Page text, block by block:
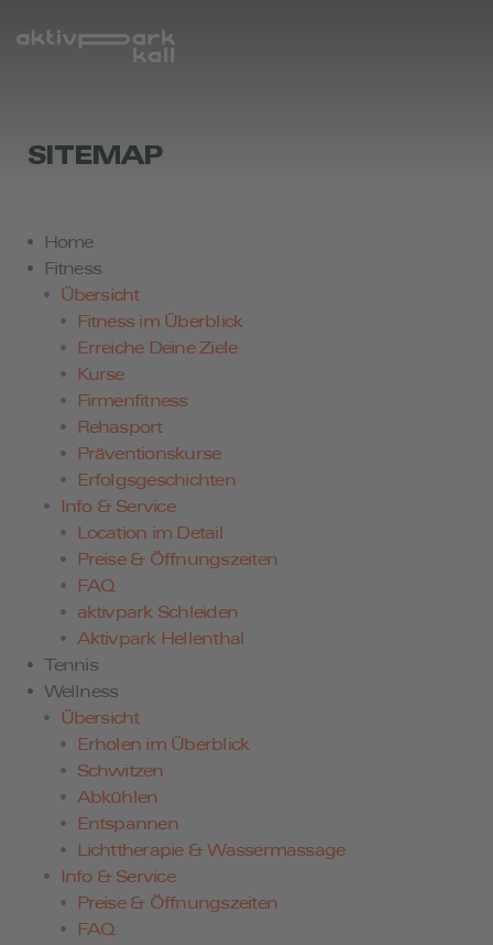
SITEMAP
Home
Fitness
Übersicht
Fitness im Überblick
Erreiche Deine Ziele
Kurse
Firmenfitness
Rehasport
Präventionskurse
Erfolgsgeschichten
Info & Service
Location im Detail
Preise & Öffnungszeiten
FAQ
aktivpark Schleiden
Aktivpark Hellenthal
Tennis
Wellness
Übersicht
Erholen im Überblick
Schwitzen
Abkühlen
Entspannen
Lichttherapie & Wassermassage
Info & Service
Preise & Öffnungszeiten
FAQ